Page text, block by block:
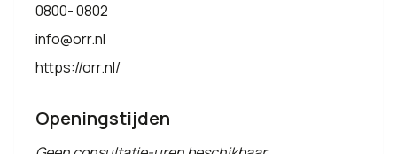
0800- 0802
info@orr.nl
https://orr.nl/
Openingstijden